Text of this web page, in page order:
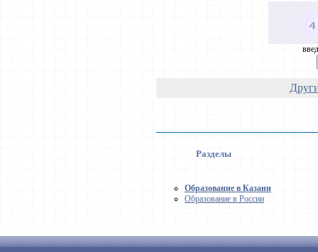
Разделы
Образование в Казани
Образование в России